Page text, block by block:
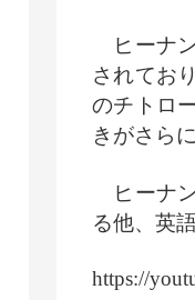
ヒーナ
されてお
のチトロ
きがさら
ヒーナ
る他、英
https://